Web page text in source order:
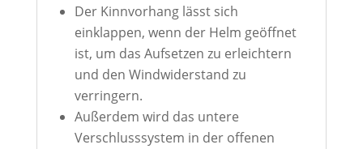
Der Kinnvorhang lässt sich
einklappen, wenn der Helm geöffnet
ist, um das Aufsetzen zu erleichtern
und den Windwiderstand zu
verringern.
Außerdem wird das untere
Verschlusssystem in der offenen